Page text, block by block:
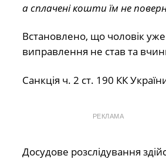
а сплачені кошти їм не
Встановлено, що чоловік
виправлення не став та
Санкція ч. 2 ст. 190 КК
РЕКЛАМА
Досудове розслідування